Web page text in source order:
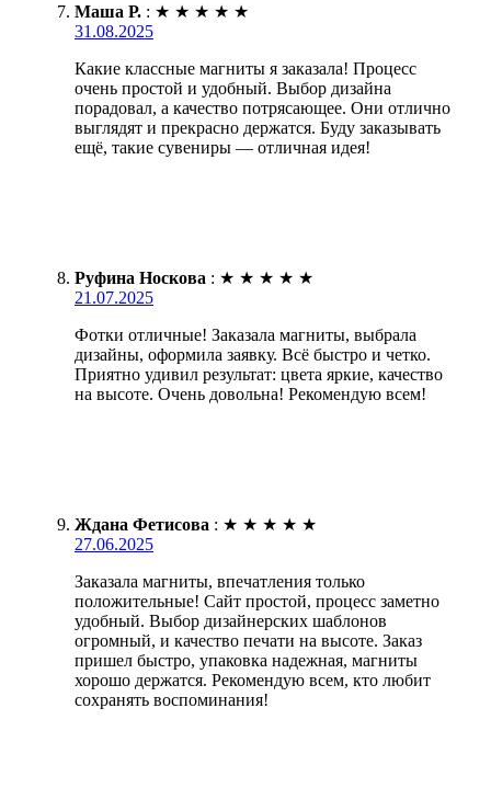
Маша Р. : ★ ★ ★ ★ ★
31.08.2025
Какие классные магниты я заказала! Процесс
очень простой и удобный. Выбор дизайна
порадовал, а качество потрясающее. Они отлично
выглядят и прекрасно держатся. Буду заказывать
ещё, такие сувениры — отличная идея!
Руфина Носкова : ★ ★ ★ ★ ★
21.07.2025
Фотки отличные! Заказала магниты, выбрала
дизайны, оформила заявку. Всё быстро и четко.
Приятно удивил результат: цвета яркие, качество
на высоте. Очень довольна! Рекомендую всем!
Ждана Фетисова : ★ ★ ★ ★ ★
27.06.2025
Заказала магниты, впечатления только
положительные! Сайт простой, процесс заметно
удобный. Выбор дизайнерских шаблонов
огромный, и качество печати на высоте. Заказ
пришел быстро, упаковка надежная, магниты
хорошо держатся. Рекомендую всем, кто любит
сохранять воспоминания!